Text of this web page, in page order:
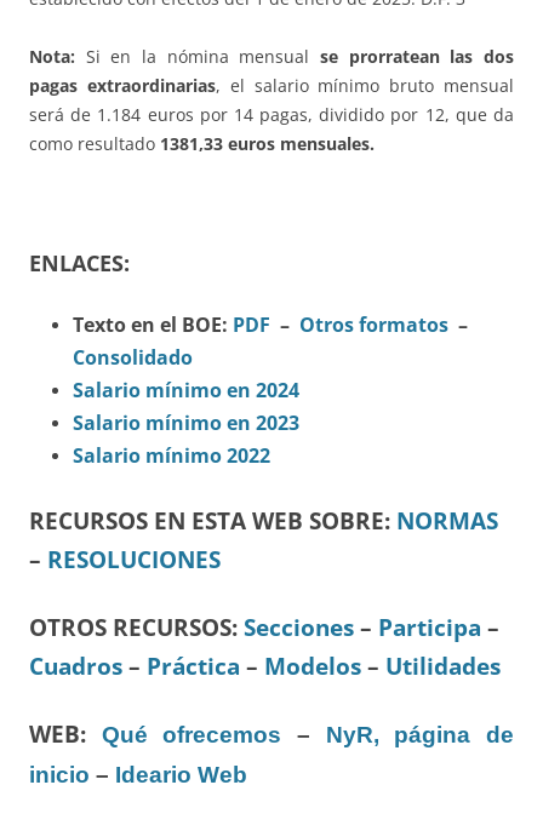
Nota: Si en la nómina mensual se prorratean las dos
pagas extraordinarias, el salario mínimo bruto mensual
será de 1.184 euros por 14 pagas, dividido por 12, que da
como resultado 1381,33 euros mensuales.
ENLACES:
Texto en el BOE: PDF – Otros formatos –
Consolidado
Salario mínimo en 2024
Salario mínimo en 2023
Salario mínimo 2022
RECURSOS EN ESTA WEB SOBRE: NORMAS
– RESOLUCIONES
OTROS RECURSOS: Secciones – Participa –
Cuadros – Práctica – Modelos – Utilidades
WEB: Qué ofrecemos – NyR, página de
inicio – Ideario Web